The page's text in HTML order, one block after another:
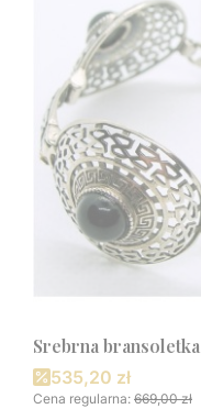
Srebrna bransoletka
Cena promocyjna
535,20 zł
Cena regularna: 669,00 zł